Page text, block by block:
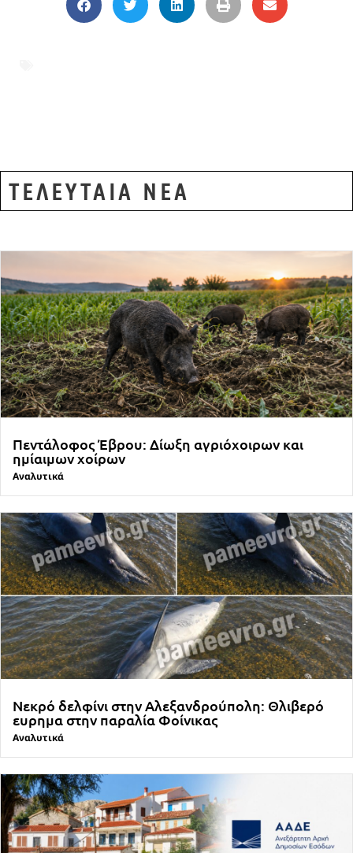
ΤΕΛΕΥΤΑΙΑ ΝΕΑ
Πεντάλοφος Έβρου: Δίωξη αγριόχοιρων και
ημίαιμων χοίρων
Αναλυτικά
Νεκρό δελφίνι στην Αλεξανδρούπολη: Θλιβερό
ευρημα στην παραλία Φοίνικας
Αναλυτικά